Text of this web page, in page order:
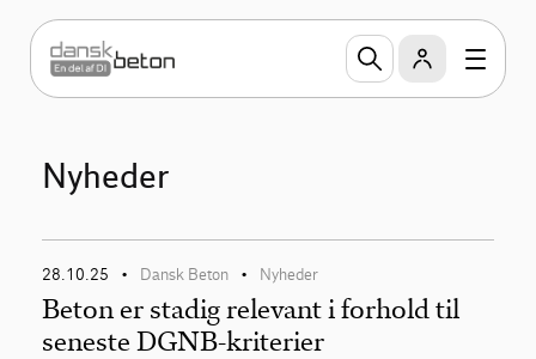
Nyheder
28.10.25 • Dansk Beton • Nyheder
Beton er stadig relevant i forhold til
seneste DGNB-kriterier